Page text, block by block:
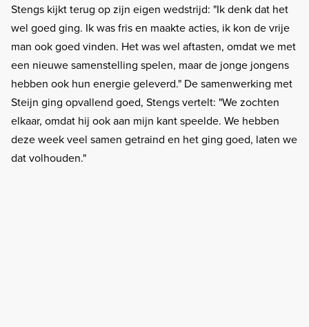
Stengs kijkt terug op zijn eigen wedstrijd: "Ik denk dat het
wel goed ging. Ik was fris en maakte acties, ik kon de vrije
man ook goed vinden. Het was wel aftasten, omdat we met
een nieuwe samenstelling spelen, maar de jonge jongens
hebben ook hun energie geleverd." De samenwerking met
Steijn ging opvallend goed, Stengs vertelt: "We zochten
elkaar, omdat hij ook aan mijn kant speelde. We hebben
deze week veel samen getraind en het ging goed, laten we
dat volhouden."